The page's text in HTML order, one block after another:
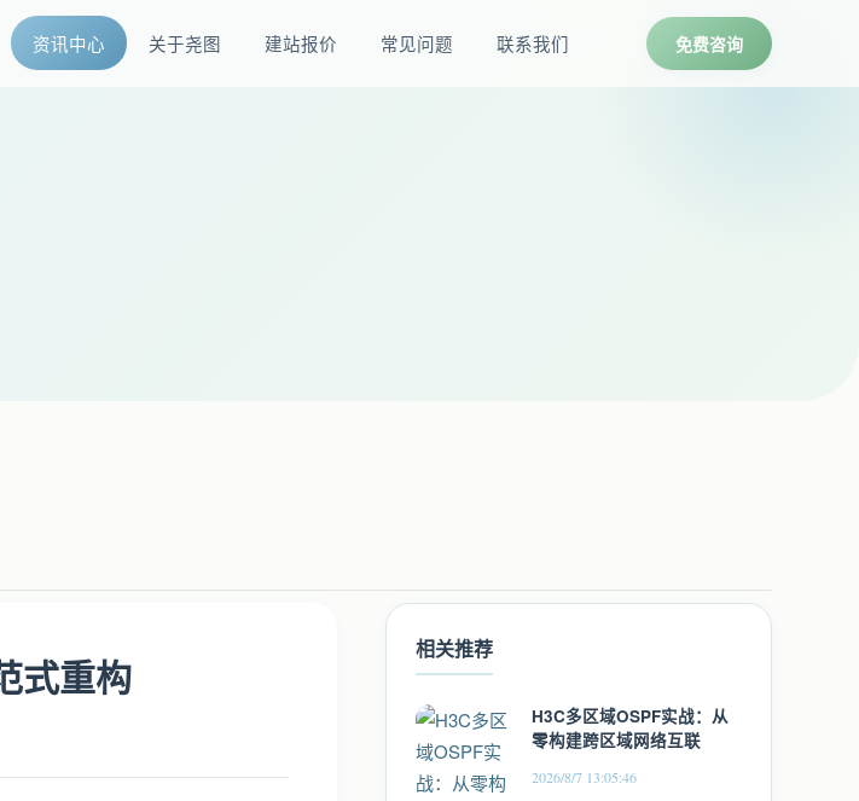
资讯中心 关于尧图 建站报价 常见问题 联系我们 免费咨询
式重构
相关推荐
H3C多区域OSPF实战：从
零构建跨区域网络互联
2026/8/7 13:05:46